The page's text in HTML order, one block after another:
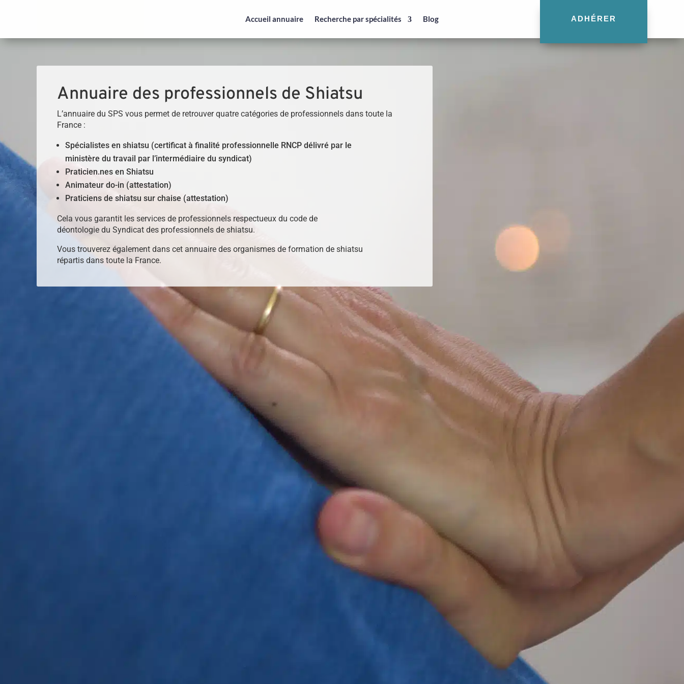
Accueil annuaire Recherche par spécialités Blog ADHÉRER
Annuaire des professionnels de Shiatsu
L’annuaire du SPS vous permet de retrouver quatre catégories de professionnels dans toute la
France :
Spécialistes en shiatsu (certificat à finalité professionnelle RNCP délivré par le
ministère du travail par l’intermédiaire du syndicat)
Praticien.nes en Shiatsu
Animateur do-in (attestation)
Praticiens de shiatsu sur chaise (attestation)
Cela vous garantit les services de professionnels respectueux du code de
déontologie du Syndicat des professionnels de shiatsu.
Vous trouverez également dans cet annuaire des organismes de formation de shiatsu
répartis dans toute la France.